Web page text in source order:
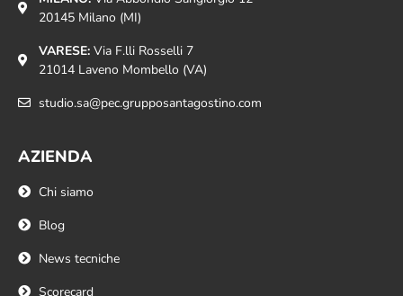
20145 Milano (MI)
VARESE:Via F.lli Rosselli 7
21014 Laveno Mombello (VA)
studio.sa@pec.grupposantagostino.com
AZIENDA
Chi siamo
Blog
News tecniche
Scorecard